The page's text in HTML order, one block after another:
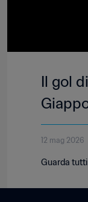
Il gol
12 mag 2026
Guarda